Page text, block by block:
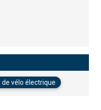
de vélo électrique